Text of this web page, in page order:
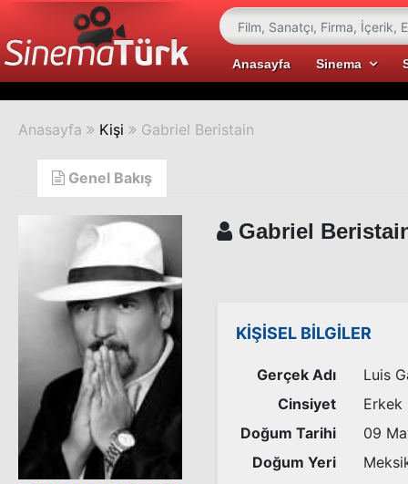
Anasayfa Sinema
Anasayfa Kişi Gabriel Beristain
Genel Bakış
Gabriel
KİŞİSEL BİLGİLER
Gerçek Adı
Luis
Cinsiyet
Erkek
Doğum Tarihi
09
Doğum Yeri